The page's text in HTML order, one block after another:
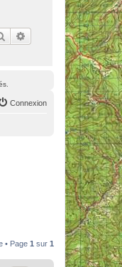
RechercherRecherche avancée
Connexion
• Page 1 sur 1